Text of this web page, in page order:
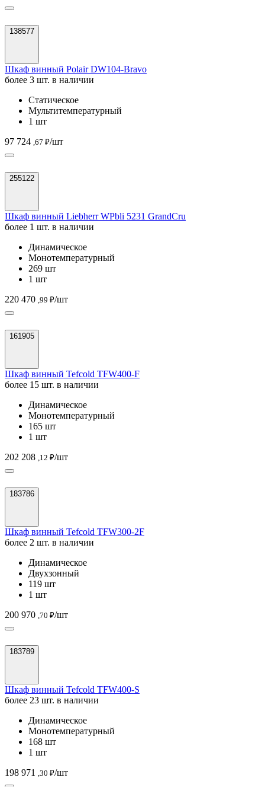
138577
Шкаф винный Polair DW104-Bravo
более 3 шт. в наличии
Статическое
Мультитемпературный
1 шт
97 724 ,67 ₽/шт
255122
Шкаф винный Liebherr WPbli 5231 GrandCru
более 1 шт. в наличии
Динамическое
Монотемпературный
269 шт
1 шт
220 470 ,99 ₽/шт
161905
Шкаф винный Tefcold TFW400-F
более 15 шт. в наличии
Динамическое
Монотемпературный
165 шт
1 шт
202 208 ,12 ₽/шт
183786
Шкаф винный Tefcold TFW300-2F
более 2 шт. в наличии
Динамическое
Двухзонный
119 шт
1 шт
200 970 ,70 ₽/шт
183789
Шкаф винный Tefcold TFW400-S
более 23 шт. в наличии
Динамическое
Монотемпературный
168 шт
1 шт
198 971
,30 ₽/шт